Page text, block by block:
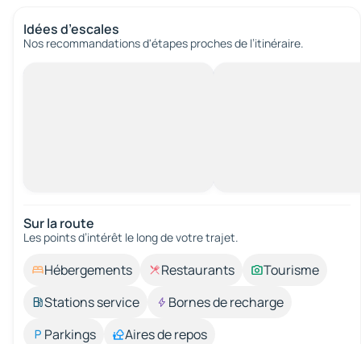
Idées d’escales
Nos recommandations d'étapes proches de l’itinéraire.
Sur la route
Les points d’intérêt le long de votre trajet.
Hébergements Restaurants
Tourisme
Stations service
Bornes de recharge
Parkings
Aires de repos